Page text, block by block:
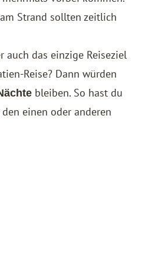
Strand sollten zeitlich
das einzige Reiseziel
Reise? Dann würden
bleiben. So hast du
einen oder anderen